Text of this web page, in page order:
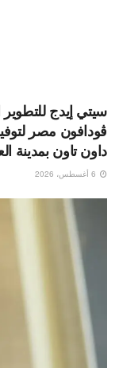
سيتي إيدج
داون تاون بمدينة